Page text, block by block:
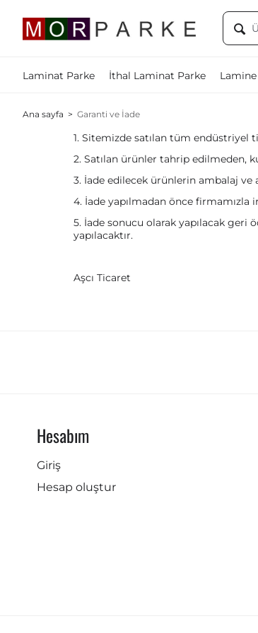
Laminat Parke İthal Laminat Parke
Ana sayfa > Garanti ve İade
1. Sitemizde satılan tüm endüstriyel
2. Satılan ürünler tahrip edilmeden,
3. İade edilecek ürünlerin ambalaj ve
4. İade yapılmadan önce
5. İade sonucu olarak yapılacak geri
yapılacaktır.
Aşcı Ticaret
Hesabım
Giriş
Hesap oluştur